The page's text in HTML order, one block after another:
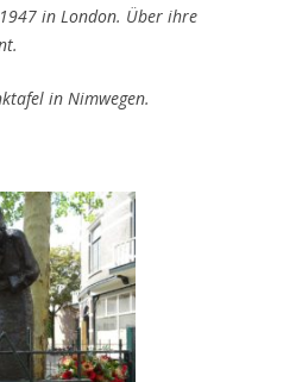
in London. Über ihre
in Nimwegen.